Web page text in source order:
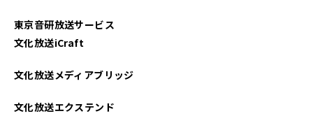
2022年04月
東京音研放送サービス
文化放送iCraft
文化放送メディアブリッジ
文化放送エクステンド